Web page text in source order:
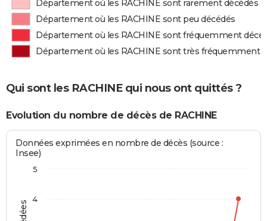
Département où les RACHINE sont rarement décédés
Département où les RACHINE sont peu décédés
Département où les RACHINE sont fréquemment
Département où les RACHINE sont très fréquemment
Qui sont les RACHINE qui nous ont quittés ?
Evolution du nombre de décès de RACHINE
Données exprimées en nombre de décès (source :
Insee)
4
5